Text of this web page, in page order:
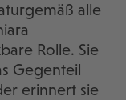
alle
Rolle. Sie
Gegenteil
erinnert sie